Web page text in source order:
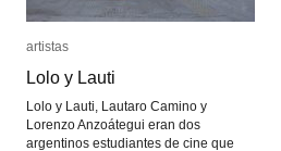
artistas
Lolo y Lauti
Lolo y Lauti, Lautaro Camino y
Lorenzo Anzoátegui eran dos
argentinos estudiantes de cine que
artistas
Lolo y Lauti